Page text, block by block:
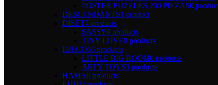
POSTER PUZZLES 200 PIEZAS0
DESCENDANTS1 product
DISET7 products
SASSY0 products
TINY LOVE0 products
DJECO65 products
LITTLE BIG ROOM0 products
ARTY TOYS3 products
HAMA0 products